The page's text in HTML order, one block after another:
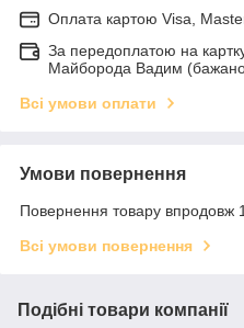
Оплата картою Visa,
За передоплатою на
Майборода Вадим (бажано
Всі умови оплати
Умови повернення
Повернення товару впродовж
Всі умови повернення
Подібні товари компанії